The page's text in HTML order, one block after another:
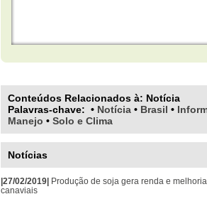
Conteúdos Relacionados à: Notícia
Palavras-chave: • Notícia • Brasil •
Manejo • Solo e Clima
Notícias
|27/02/2019| Produção de soja gera renda e
canaviais